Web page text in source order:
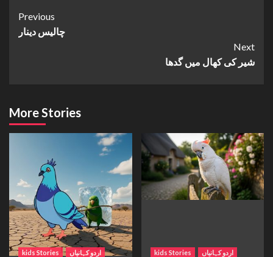
Continue
Reading
Previous
چالیس دینار
Next
شیر کی کھال میں گدھا
More Stories
kids Stories اردو کہانیاں kids Stories اردو کہانیاں